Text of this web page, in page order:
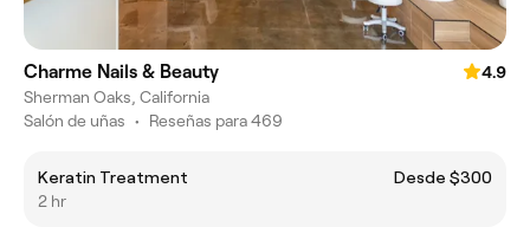
Charme Nails & Beauty
4.9
Sherman Oaks, California
Salón de uñas • Reseñas para 469
Keratin Treatment
Desde $300
2 hr